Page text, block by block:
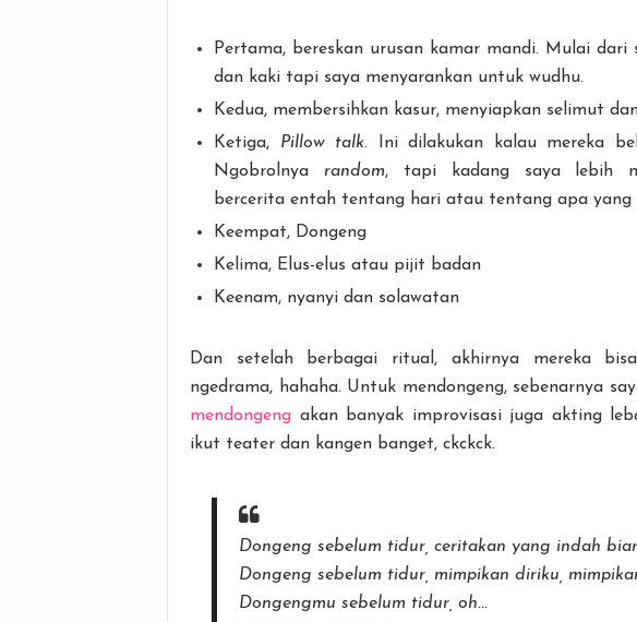
Pertama, bereskan urusan kamar mandi. Mulai
dan kaki tapi saya menyarankan untuk wudhu.
Kedua, membersihkan kasur, menyiapkan selimut
Ketiga, Pillow talk. Ini dilakukan kalau mereka
Ngobrolnya random, tapi kadang saya lebih
bercerita entah tentang hari atau tentang apa
Keempat, Dongeng
Kelima, Elus-elus atau pijit badan
Keenam, nyanyi dan solawatan
Dan setelah berbagai ritual, akhirnya mereka
ngedrama, hahaha. Untuk mendongeng, sebenarnya
mendongeng akan banyak improvisasi juga akting
ikut teater dan kangen banget, ckckck.
Dongeng sebelum tidur, ceritakan yang indah
Dongeng sebelum tidur, mimpikan diriku,
Dongengmu sebelum tidur, oh...